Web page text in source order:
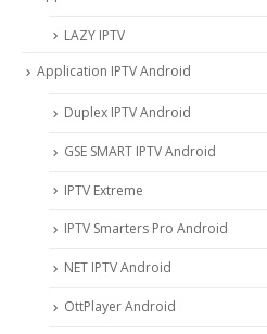
LAZY IPTV
Application IPTV Android
Duplex IPTV Android
GSE SMART IPTV Android
IPTV Extreme
IPTV Smarters Pro Android
NET IPTV Android
OttPlayer Android